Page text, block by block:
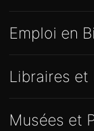
Emploi en
Libraires et
Musées et